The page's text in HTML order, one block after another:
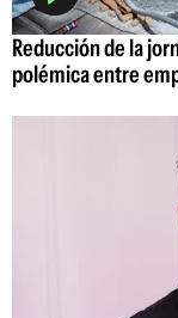
Reducción de la
polémica entre